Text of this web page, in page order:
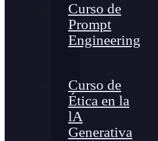
Curso de
Prompt
Engineering
Curso de
Ética en la
lA
Generativa